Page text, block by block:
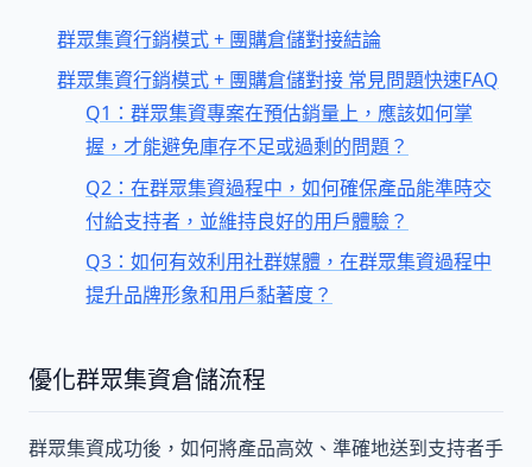
群眾集資行銷模式 + 團購倉儲對接結論
群眾集資行銷模式 + 團購倉儲對接 常見問題快速FAQ
Q1：群眾集資專案在預估銷量上，應該如何掌
握，才能避免庫存不足或過剩的問題？
Q2：在群眾集資過程中，如何確保產品能準時交
付給支持者，並維持良好的用戶體驗？
Q3：如何有效利用社群媒體，在群眾集資過程中
提升品牌形象和用戶黏著度？
優化群眾集資倉儲流程
群眾集資成功後，如何將產品高效、準確地送到支持者手